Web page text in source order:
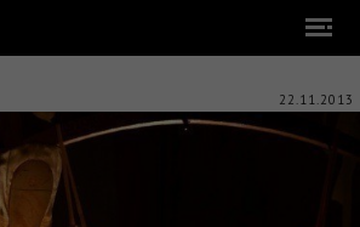
22.11.2013